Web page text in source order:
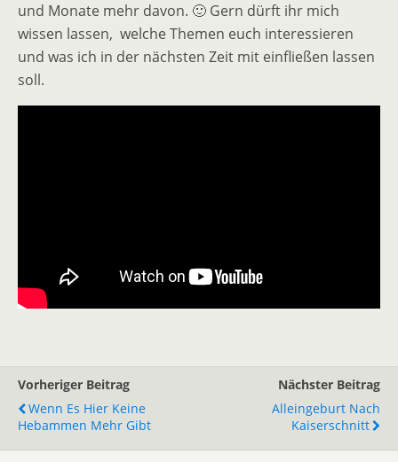
und Monate mehr davon. 🙂 Gern dürft ihr mich
wissen lassen, welche Themen euch interessieren
und was ich in der nächsten Zeit mit einfließen lassen
soll.
Vorheriger Beitrag
Wenn Es Hier Keine
Hebammen Mehr Gibt
Nächster Beitrag
Alleingeburt Nach
Kaiserschnitt